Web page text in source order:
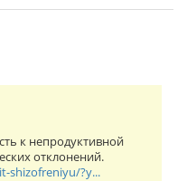
к непродуктивной
отклонений.
shizofreniyu/?y...